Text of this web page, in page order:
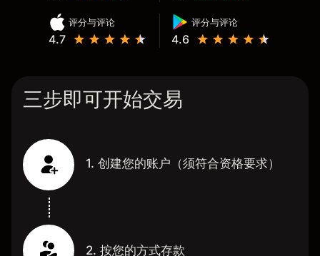
评分与评论
4.7
评分与评论
4.6
三步即可开始交易
1. 创建您的账户（须符合资格要求）
2. 按您的方式存款